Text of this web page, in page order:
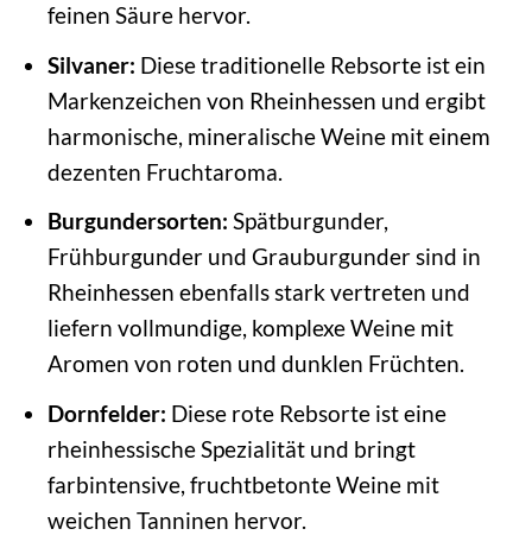
feinen Säure hervor.
Silvaner: Diese traditionelle Rebsorte ist ein
Markenzeichen von Rheinhessen und ergibt
harmonische, mineralische Weine mit einem
dezenten Fruchtaroma.
Burgundersorten: Spätburgunder,
Frühburgunder und Grauburgunder sind in
Rheinhessen ebenfalls stark vertreten und
liefern vollmundige, komplexe Weine mit
Aromen von roten und dunklen Früchten.
Dornfelder: Diese rote Rebsorte ist eine
rheinhessische Spezialität und bringt
farbintensive, fruchtbetonte Weine mit
weichen Tanninen hervor.